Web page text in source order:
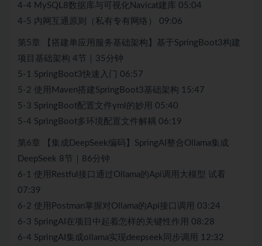
4-4 MySQL8数据库与可视化Navicat建库 05:04
4-5 内网互通原则（私有专有网络） 09:06
第5章 【搭建单应用服务基础架构】基于SpringBoot3构建
项目基础架构 4节｜35分钟
5-1 SpringBoot3快速入门 06:57
5-2 使用Maven搭建SpringBoot3基础架构 15:47
5-3 SpringBoot配置文件yml的妙用 05:40
5-4 SpringBoot多环境配置文件解耦 06:19
第6章 【集成DeepSeek编码】SpringAI整合Ollama集成
DeepSeek 8节｜86分钟
6-1 使用Restful接口通过Ollama的Api调用大模型 试看
07:39
6-2 使用Postman掌握对Ollama的Api接口调用 03:24
6-3 SpringAI在项目中起着怎样的关键性作用 08:28
6-4 SpringAI集成ollama实现deepseek同步调用 12:32